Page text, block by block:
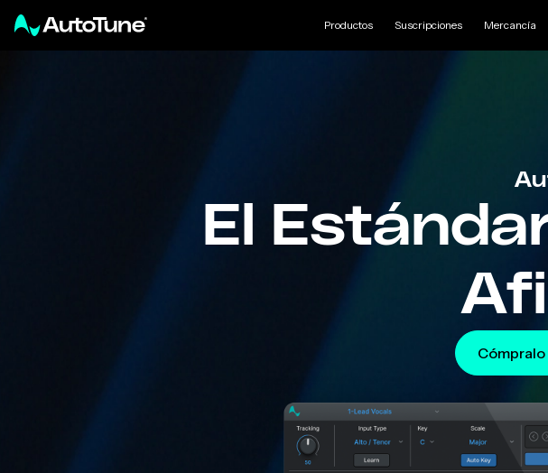
Productos Suscripciones Mercancía
El